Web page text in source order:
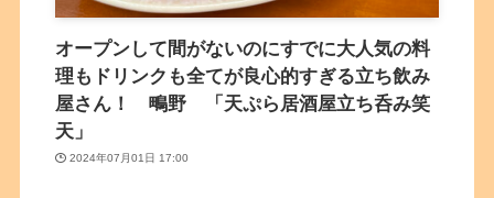
オープンして間がないのにすでに大人気の料
理もドリンクも全てが良心的すぎる立ち飲み
屋さん！ 鴫野 「天ぷら居酒屋立ち呑み笑
天」
2024年07月01日 17:00